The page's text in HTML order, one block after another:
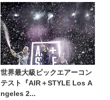
世界最大級ビックエアーコン
テスト『AIR＋STYLE Los A
ngeles 2...